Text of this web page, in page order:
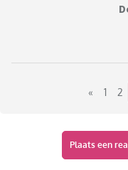
« 1 2
Plaats een